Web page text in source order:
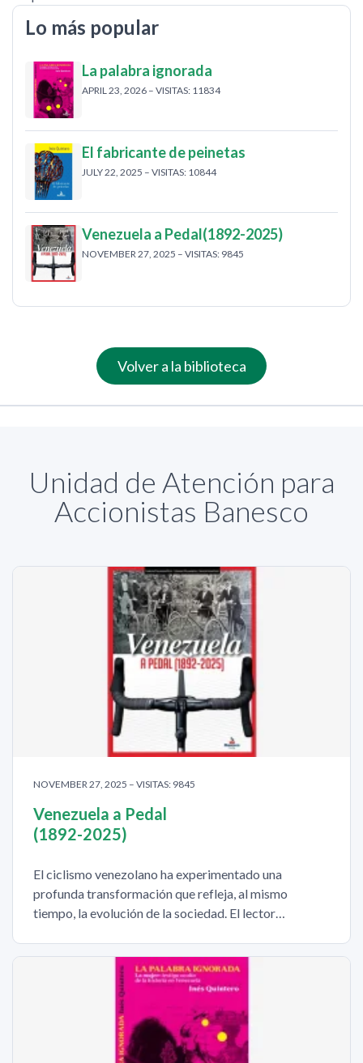
Lo más popular
La palabra ignorada
APRIL 23, 2026 – VISITAS: 11834
El fabricante de peinetas
JULY 22, 2025 – VISITAS: 10844
Venezuela a Pedal(1892-2025)
NOVEMBER 27, 2025 – VISITAS: 9845
Volver a la biblioteca
Unidad de Atención para
Accionistas Banesco
NOVEMBER 27, 2025 – VISITAS: 9845
Venezuela a Pedal
(1892-2025)
El ciclismo venezolano ha experimentado una
profunda transformación que refleja, al mismo
tiempo, la evolución de la sociedad. El lector…